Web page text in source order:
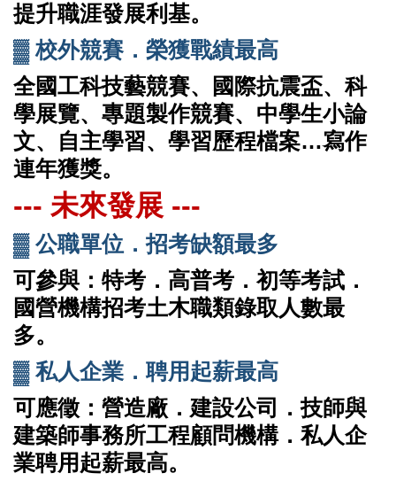
提升職涯發展利基。
▓校外競賽．榮獲戰績最高
全國工科技藝競賽、國際抗震盃、科
學展覽、專題製作競賽、中學生小論
文、自主學習、學習歷程檔案…寫作
連年獲獎。
--- 未來發展 ---
▓ 公職單位．招考缺額最多
可參與：特考．高普考．初等考試．
國營機構招考土木職類錄取人數最
多。
▓ 私人企業．聘用起薪最高
可應徵：營造廠．建設公司．技師與
建築師事務所工程顧問機構．私人企
業聘用起薪最高。